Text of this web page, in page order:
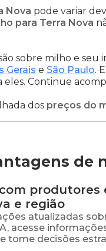
Nova pode variar
para Terra Nova
sobre milho e
Gerais e São Paulo.
Continue
dos preços do
de
produtores
e região
atualizadas
, acesse
tome decisões